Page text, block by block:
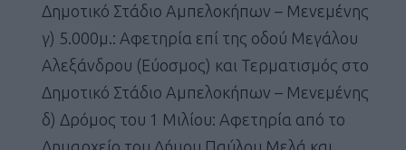
Δημοτικό Στάδιο Αμπελοκήπων – Μενεμένης
γ) 5.000μ.: Αφετηρία επί της οδού Μεγάλου
Αλεξάνδρου (Εύοσμος) και Τερματισμός στο
Δημοτικό Στάδιο Αμπελοκήπων – Μενεμένης
δ) Δρόμος του 1 Μιλίου: Αφετηρία από το
Δημαρχείο του Δήμου Παύλου Μελά και